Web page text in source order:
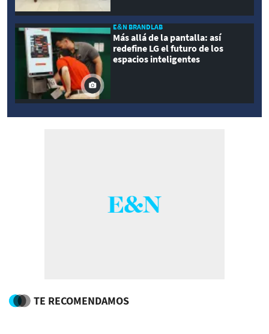
E&N BRANDLAB
Más allá de la pantalla: así
redefine LG el futuro de los
espacios inteligentes
TE RECOMENDAMOS